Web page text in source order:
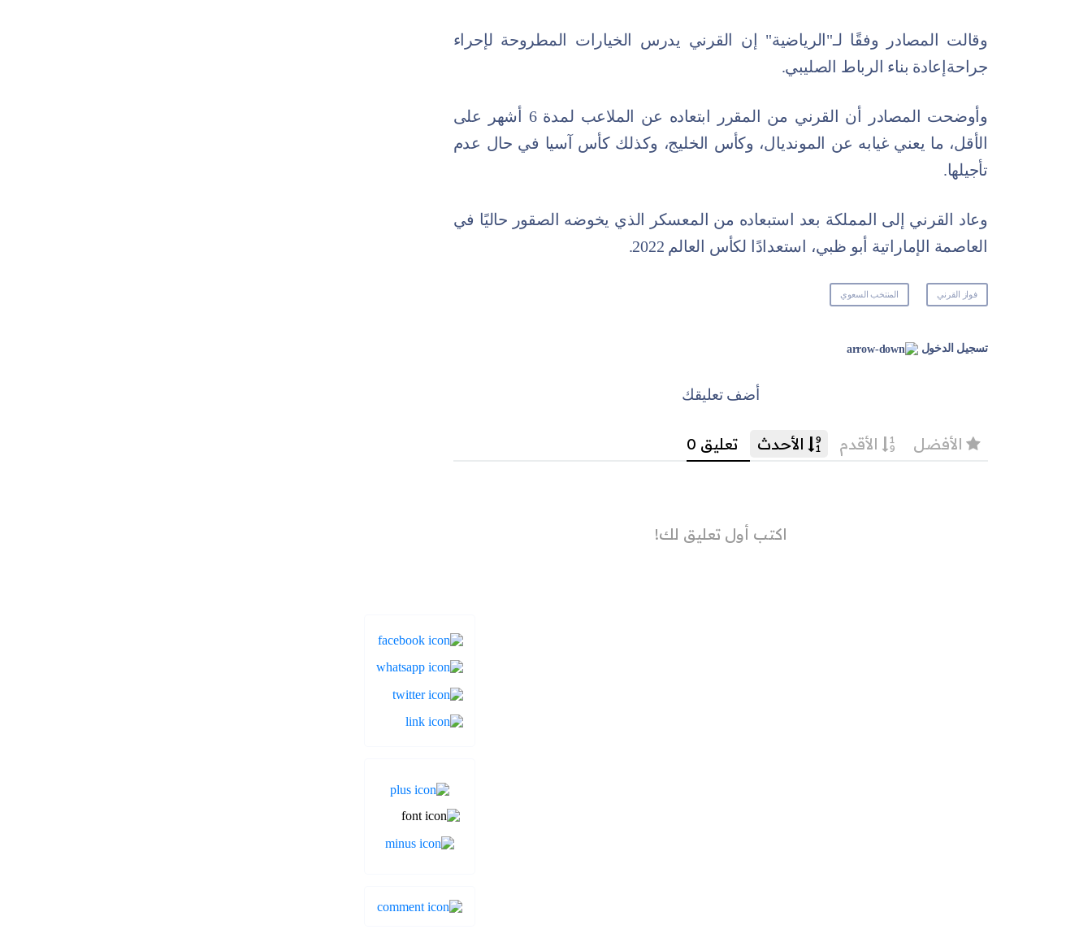
وقالت المصادر وفقًا لـ"الرياضية" إن القرني يدرس الخيارات المطروحة لإحراء
جراحةإعادة بناء الرباط الصليبي.
وأوضحت المصادر أن القرني من المقرر ابتعاده عن الملاعب لمدة 6 أشهر على
الأقل، ما يعني غيابه عن المونديال، وكأس الخليج، وكذلك كأس آسيا في حال عدم
تأجيلها.
وعاد القرني إلى المملكة بعد استبعاده من المعسكر الذي يخوضه الصقور حاليًا في
العاصمة الإماراتية أبو ظبي، استعدادًا لكأس العالم 2022.
فواز القرني المنتخب السعوي
تسجيل الدخول
أضف تعليقك